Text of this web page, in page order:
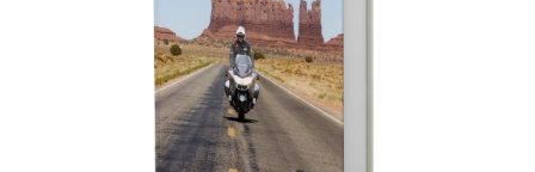
AGGIUNGI AL CARRELLO /